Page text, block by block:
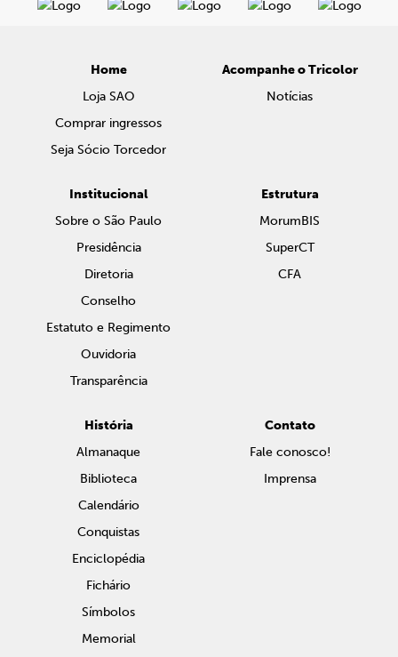
Home
Loja SAO
Comprar ingressos
Seja Sócio Torcedor
Acompanhe o Tricolor
Notícias
Institucional
Sobre o São Paulo
Presidência
Diretoria
Conselho
Estatuto e Regimento
Ouvidoria
Transparência
Estrutura
MorumBIS
SuperCT
CFA
História
Almanaque
Biblioteca
Calendário
Conquistas
Enciclopédia
Fichário
Símbolos
Memorial
Contato
Fale conosco!
Imprensa